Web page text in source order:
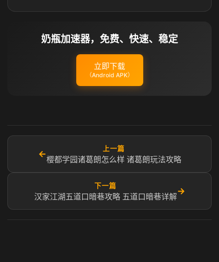
奶瓶加速器，免费、快速、稳定
立即下载
（Android APK）
←
上一篇
樱都学园诸葛朗怎么样 诸葛朗玩法攻略
下一篇
汉家江湖五道口暗巷攻略 五道口暗巷详解
→